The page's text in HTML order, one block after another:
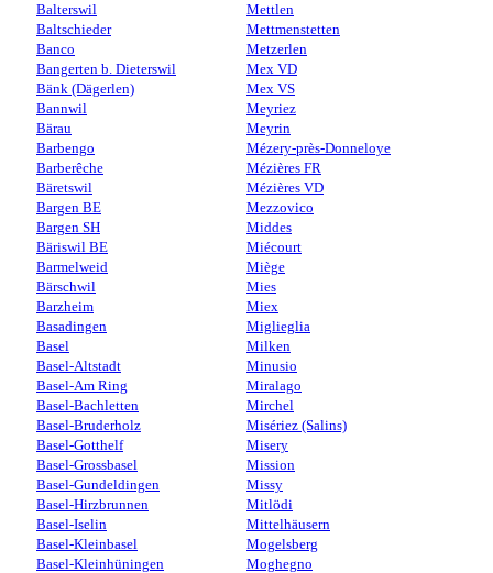
Balterswil
Baltschieder
Banco
Bangerten b. Dieterswil
Bänk (Dägerlen)
Bannwil
Bärau
Barbengo
Barberêche
Bäretswil
Bargen BE
Bargen SH
Bäriswil BE
Barmelweid
Bärschwil
Barzheim
Basadingen
Basel
Basel-Altstadt
Basel-Am Ring
Basel-Bachletten
Basel-Bruderholz
Basel-Gotthelf
Basel-Grossbasel
Basel-Gundeldingen
Basel-Hirzbrunnen
Basel-Iselin
Basel-Kleinbasel
Basel-Kleinhüningen
Mettlen
Mettmenstetten
Metzerlen
Mex VD
Mex VS
Meyriez
Meyrin
Mézery-près-Donneloye
Mézières FR
Mézières VD
Mezzovico
Middes
Miécourt
Miège
Mies
Miex
Miglieglia
Milken
Minusio
Miralago
Mirchel
Misériez (Salins)
Misery
Mission
Missy
Mitlödi
Mittelhäusern
Mogelsberg
Moghegno